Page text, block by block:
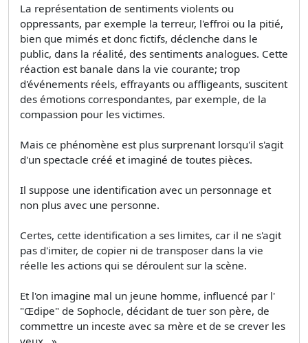
La représentation de sentiments violents ou
oppressants, par exemple la terreur, l'effroi ou la pitié,
bien que mimés et donc fictifs, déclenche dans le
public, dans la réalité, des sentiments analogues. Cette
réaction est banale dans la vie courante; trop
d'événements réels, effrayants ou affligeants, suscitent
des émotions correspondantes, par exemple, de la
compassion pour les victimes.
Mais ce phénomène est plus surprenant lorsqu'il s'agit
d'un spectacle créé et imaginé de toutes pièces.
Il suppose une identification avec un personnage et
non plus avec une personne.
Certes, cette identification a ses limites, car il ne s'agit
pas d'imiter, de copier ni de transposer dans la vie
réelle les actions qui se déroulent sur la scène.
Et l'on imagine mal un jeune homme, influencé par l'
"Œdipe" de Sophocle, décidant de tuer son père, de
commettre un inceste avec sa mère et de se crever les